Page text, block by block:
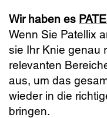
Wir haben es
Wenn Sie Patellix
sie Ihr Knie genau
relevanten
aus, um das
wieder in die
bringen.